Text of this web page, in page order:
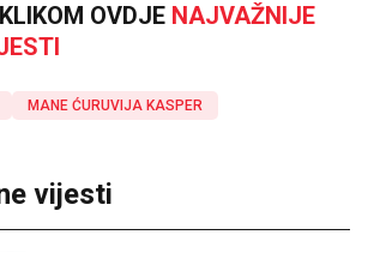
OVDJE NAJVAŽNIJE
MANE ĆURUVIJA KASPER
vijesti